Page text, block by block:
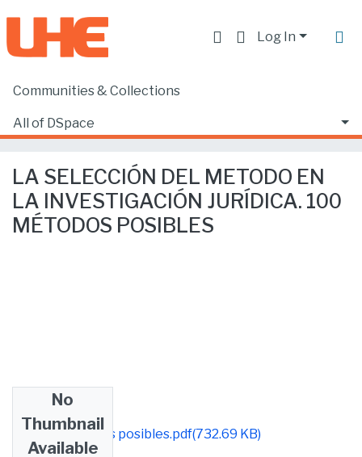
Log In
Communities & Collections
All of DSpace
Home
LA SELECCIÓN DEL METODO EN LA INVESTIGACIÓN JURÍDICA. 100 MÉTODOS POSIBLES
LA SELECCIÓN DEL METODO EN
LA INVESTIGACIÓN JURÍDICA. 100
MÉTODOS POSIBLES
No
Thumbnail
Available
72 Cien métodos posibles.pdf(732.69 KB)